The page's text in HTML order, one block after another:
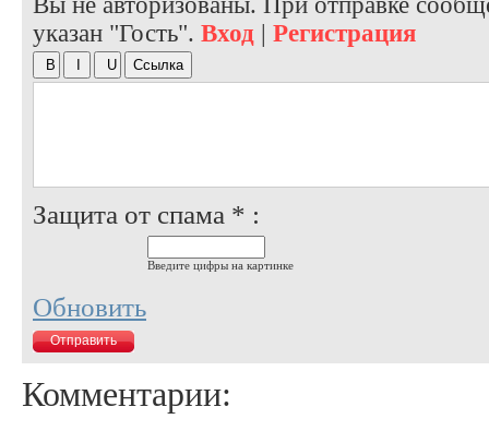
указан "Гость". Вход | Регистрация
Защита от спама * :
Введите цифры на картинке
Обновить
Комментарии: